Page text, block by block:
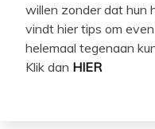
willen zonder dat hun
vindt hier tips om
helemaal tegenaan
Klik dan HIER